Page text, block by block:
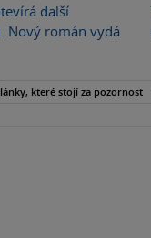
další
Nový román vydá
které stojí za pozornost